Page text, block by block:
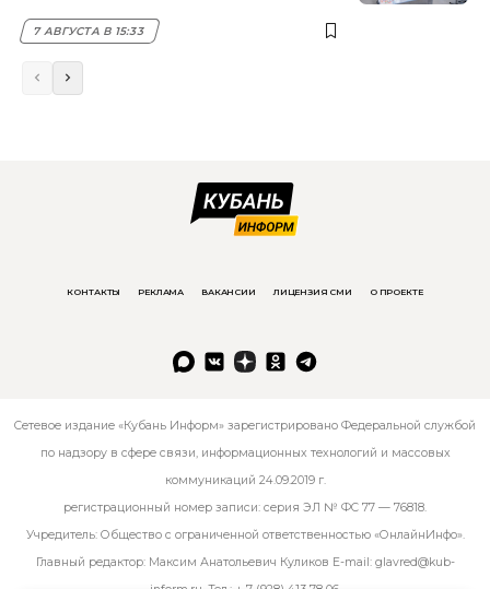
7 АВГУСТА В 15:33
КОНТАКТЫ РЕКЛАМА ВАКАНСИИ ЛИЦЕНЗИЯ СМИ О ПРОЕКТЕ
Сетевое издание «Кубань Информ» зарегистрировано Федеральной службой
по надзору в сфере связи, информационных технологий и массовых
коммуникаций 24.09.2019 г.
регистрационный номер записи: серия ЭЛ № ФС 77 — 76818.
Учредитель: Общество с ограниченной ответственностью «ОнлайнИнфо».
Главный редактор: Максим Анатольевич Куликов E-mail: glavred@kub-